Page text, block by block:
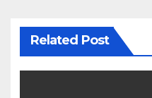
Related Post